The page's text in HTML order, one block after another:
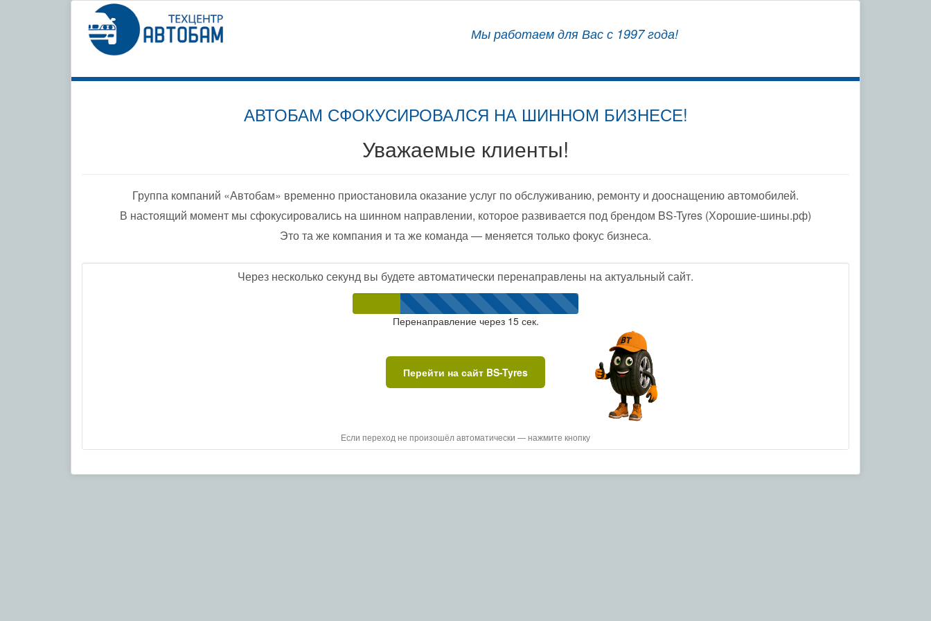
Мы работаем для Вас с 1997 года!
АВТОБАМ СФОКУСИРОВАЛСЯ НА ШИННОМ БИЗНЕСЕ!
Уважаемые клиенты!
Группа компаний «Автобам» временно приостановила оказание услуг по обслуживанию, ремонту и дооснащению автомобилей.
В настоящий момент мы сфокусировались на шинном направлении, которое развивается под брендом BS-Tyres (Хорошие-шины.рф)
Это та же компания и та же команда — меняется только фокус бизнеса.
Через несколько секунд вы будете автоматически перенаправлены на актуальный сайт.
Перенаправление через 15сек.
Перейти на сайт BS-Tyres
Если переход не произошёл автоматически — нажмите кнопку